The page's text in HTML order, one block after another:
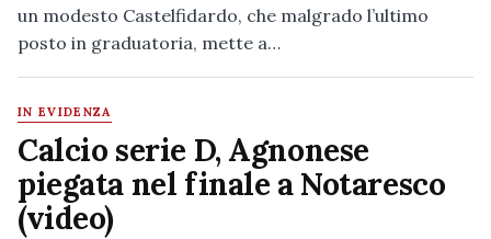
un modesto Castelfidardo, che malgrado l’ultimo
posto in graduatoria, mette a…
IN EVIDENZA
Calcio serie D, Agnonese
piegata nel finale a Notaresco
(video)